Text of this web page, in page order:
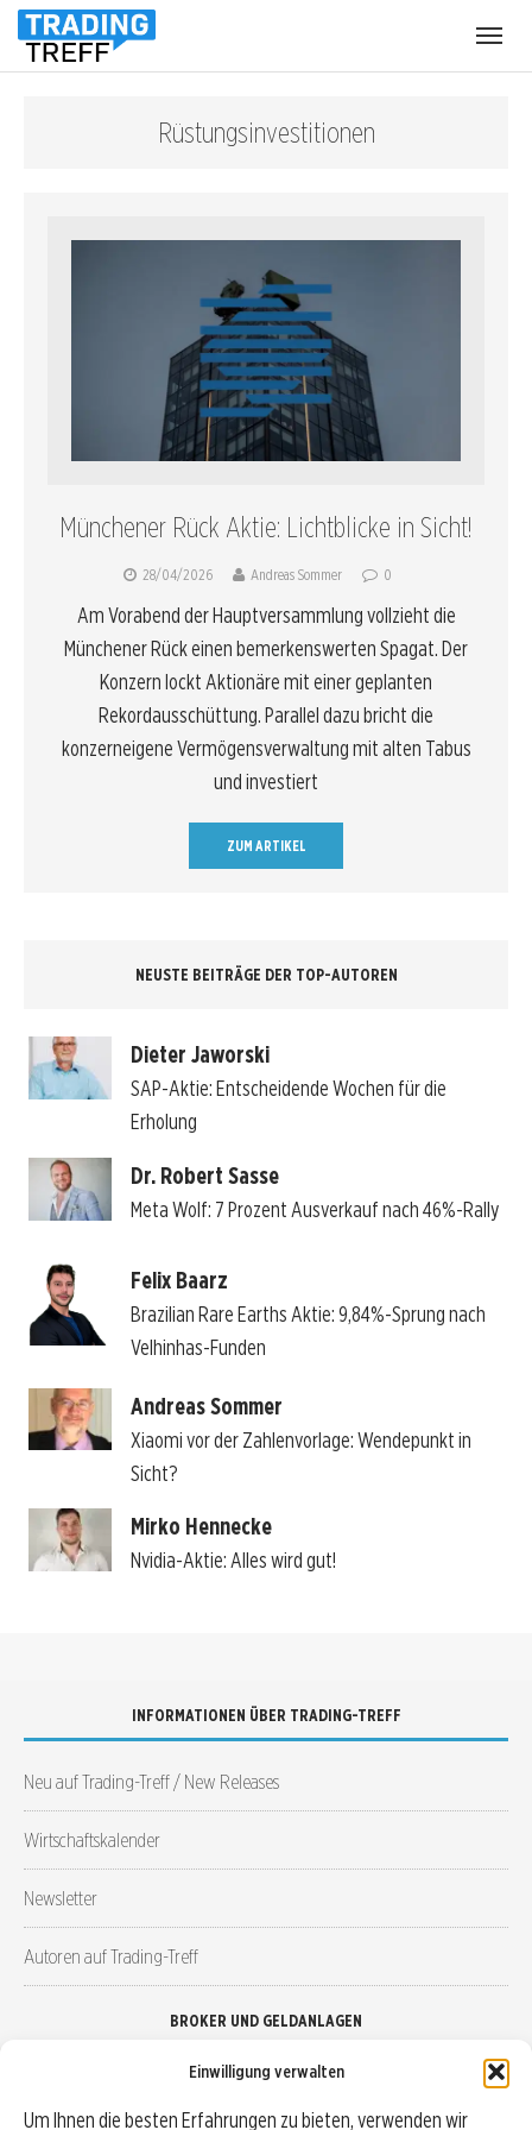
Einwilligung verwalten
Um Ihnen die besten Erfahrungen zu bieten, verwenden wir
Rüstungsinvestitionen
Münchener Rück Aktie: Lichtblicke in Sicht!
28/04/2026 Andreas Sommer 0
Am Vorabend der Hauptversammlung vollzieht die
Münchener Rück einen bemerkenswerten Spagat. Der
Konzern lockt Aktionäre mit einer geplanten
Rekordausschüttung. Parallel dazu bricht die
konzerneigene Vermögensverwaltung mit alten Tabus
und investiert
ZUM ARTIKEL
NEUSTE BEITRÄGE DER TOP-AUTOREN
Dieter Jaworski
SAP-Aktie: Entscheidende Wochen für die
Erholung
Dr. Robert Sasse
Meta Wolf: 7 Prozent Ausverkauf nach 46%-Rally
Felix Baarz
Brazilian Rare Earths Aktie: 9,84%-Sprung nach
Velhinhas-Funden
Andreas Sommer
Xiaomi vor der Zahlenvorlage: Wendepunkt in
Sicht?
Mirko Hennecke
Nvidia-Aktie: Alles wird gut!
INFORMATIONEN ÜBER TRADING-TREFF
Neu auf Trading-Treff / New Releases
Wirtschaftskalender
Newsletter
Autoren auf Trading-Treff
BROKER UND GELDANLAGEN